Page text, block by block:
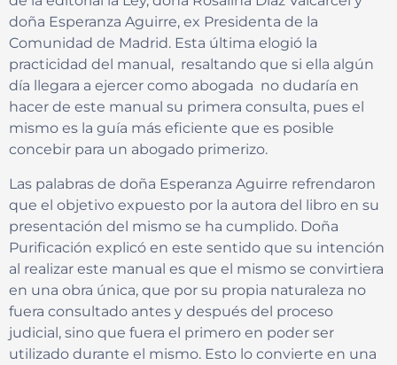
doña Esperanza Aguirre, ex Presidenta de la
Comunidad de Madrid. Esta última elogió la
practicidad del manual, resaltando que si ella algún
día llegara a ejercer como abogada no dudaría en
hacer de este manual su primera consulta, pues el
mismo es la guía más eficiente que es posible
concebir para un abogado primerizo.
Las palabras de doña Esperanza Aguirre refrendaron
que el objetivo expuesto por la autora del libro en su
presentación del mismo se ha cumplido. Doña
Purificación explicó en este sentido que su intención
al realizar este manual es que el mismo se convirtiera
en una obra única, que por su propia naturaleza no
fuera consultado antes y después del proceso
judicial, sino que fuera el primero en poder ser
utilizado durante el mismo. Esto lo convierte en una